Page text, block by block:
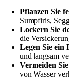
Pflanzen Sie
Sumpfiris,
Lockern Sie
die
Legen Sie ein
und langsam
Vermeiden
von Wasser